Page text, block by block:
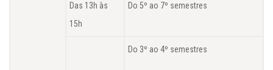
Das 13h às
15h
Do 5º ao 7º semestres
Do 3º ao 4º semestres